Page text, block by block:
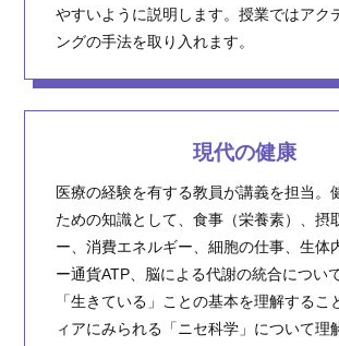
やすいように説明します。授業ではアク
ングの手法を取り入れます。
現代の健康
医療の経験を有する教員が講義を担当。
ための知識として、食事（栄養素）、摂
ー、消費エネルギー、細胞の仕事、生体
ー通貨ATP、脳による代謝の統合につい
「生きている」ことの基本を理解するこ
ィアにみられる「ニセ科学」について理